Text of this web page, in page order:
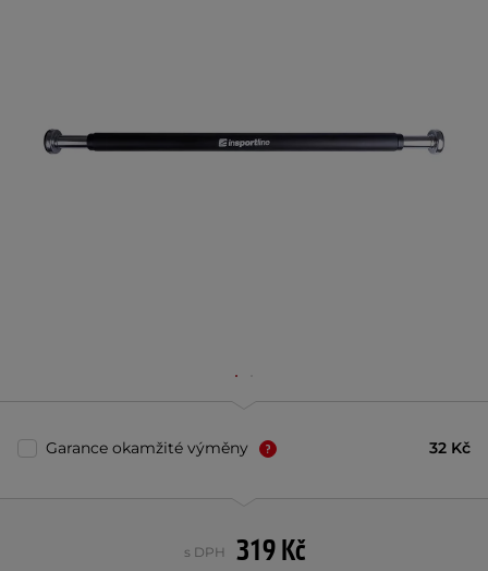
Garance okamžité výměny 32 Kč
319 Kč
s DPH